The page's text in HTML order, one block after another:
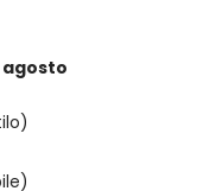
agosto